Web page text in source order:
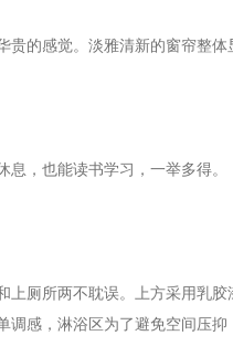
的感觉。淡雅清新的窗帘整体
，也能读书学习，一举多得。
厕所两不耽误。上方采用乳
感，淋浴区为了避免空间压